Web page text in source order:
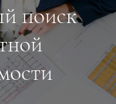
поиск